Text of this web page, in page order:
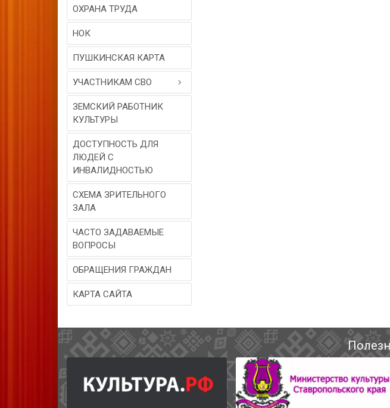
ОХРАНА ТРУДА
НОК
ПУШКИНСКАЯ КАРТА
УЧАСТНИКАМ СВО
ЗЕМСКИЙ РАБОТНИК
КУЛЬТУРЫ
ДОСТУПНОСТЬ ДЛЯ
ЛЮДЕЙ С
ИНВАЛИДНОСТЬЮ
СХЕМА ЗРИТЕЛЬНОГО
ЗАЛА
ЧАСТО ЗАДАВАЕМЫЕ
ВОПРОСЫ
ОБРАЩЕНИЯ ГРАЖДАН
КАРТА САЙТА